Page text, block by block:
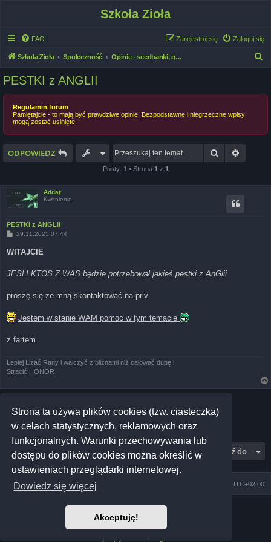
Strona ta używa plików cookies (tzw. ciasteczka)
w celach statystycznych, reklamowych oraz
funkcjonalnych. Warunki przechowywania lub
dostępu do plików cookies można określić w
ustawieniach przeglądarki internetowej.
Dowiedz się więcej
Akceptuję!
Szkoła Zioła
FAQ Zaloguj się
Zarejestruj się
Szkoła Zioła Społeczność Opinie - seedbanki, growshopy, breederzy, sprzęt 🛒
PESTKI z ANGLII
Regulamin forum
Pamiętajcie - to mają być prawdziwe opinie! Bezpodstawne i niegrzeczne wpisy
mogą zostać usinięte.
ODPOWIEDZ Szukaj
Posty: 1 • Strona 1 z 1
Addar
Kwitnienie
PESTKI z ANGLII
P
s
t
29.11.2025 07:44
WITAJCIE
JESLI KTOS Z WAS będzie potrzebował jakieś pestki z AnGlii
proszę się ze mną skontaktować na priv
Jestem w stanie WAM pomoc w tym temacie
z fartem
Lepiej Lizać Rany i walczyć z bliznami niż całować dupę i
Stracić HONOR
ODPOWIEDZ
Posty: 1 • Strona1z1
Przejdź do
Szkoła Zioła Społeczność UTC+02:00
Technologię dostarczaphpBB® Forum Software © phpBB Limited
Prosilver Dark Edition by
Polski pakiet językowy dostarcza